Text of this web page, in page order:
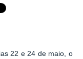
22 e 24 de maio, o